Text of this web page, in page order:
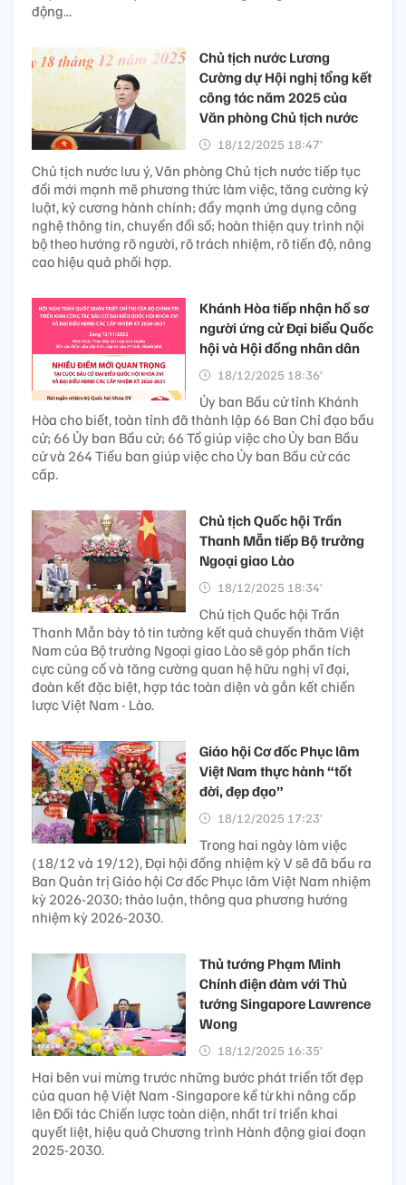
động...
Chủ tịch nước Lương
Cường dự Hội nghị tổng kết
công tác năm 2025 của
Văn phòng Chủ tịch nước
18/12/2025 18:47’
Chủ tịch nước lưu ý, Văn phòng Chủ tịch nước tiếp tục
đổi mới mạnh mẽ phương thức làm việc, tăng cường kỷ
luật, kỷ cương hành chính; đẩy mạnh ứng dụng công
nghệ thông tin, chuyển đổi số; hoàn thiện quy trình nội
bộ theo hướng rõ người, rõ trách nhiệm, rõ tiến độ, nâng
cao hiệu quả phối hợp.
Khánh Hòa tiếp nhận hồ sơ
người ứng cử Đại biểu Quốc
hội và Hội đồng nhân dân
18/12/2025 18:36’
Ủy ban Bầu cử tỉnh Khánh
Hòa cho biết, toàn tỉnh đã thành lập 66 Ban Chỉ đạo bầu
cử; 66 Ủy ban Bầu cử; 66 Tổ giúp việc cho Ủy ban Bầu
cử và 264 Tiểu ban giúp việc cho Ủy ban Bầu cử các
cấp.
Chủ tịch Quốc hội Trần
Thanh Mẫn tiếp Bộ trưởng
Ngoại giao Lào
18/12/2025 18:34’
Chủ tịch Quốc hội Trần
Thanh Mẫn bày tỏ tin tưởng kết quả chuyến thăm Việt
Nam của Bộ trưởng Ngoại giao Lào sẽ góp phần tích
cực củng cố và tăng cường quan hệ hữu nghị vĩ đại,
đoàn kết đặc biệt, hợp tác toàn diện và gắn kết chiến
lược Việt Nam - Lào.
Giáo hội Cơ đốc Phục lâm
Việt Nam thực hành “tốt
đời, đẹp đạo”
18/12/2025 17:23’
Trong hai ngày làm việc
(18/12 và 19/12), Đại hội đồng nhiệm kỳ V sẽ đã bầu ra
Ban Quản trị Giáo hội Cơ đốc Phục lâm Việt Nam nhiệm
kỳ 2026-2030; thảo luận, thông qua phương hướng
nhiệm kỳ 2026-2030.
Thủ tướng Phạm Minh
Chính điện đàm với Thủ
tướng Singapore Lawrence
Wong
18/12/2025 16:35’
Hai bên vui mừng trước những bước phát triển tốt đẹp
của quan hệ Việt Nam -Singapore kể từ khi nâng cấp
lên Đối tác Chiến lược toàn diện, nhất trí triển khai
quyết liệt, hiệu quả Chương trình Hành động giai đoạn
2025-2030.